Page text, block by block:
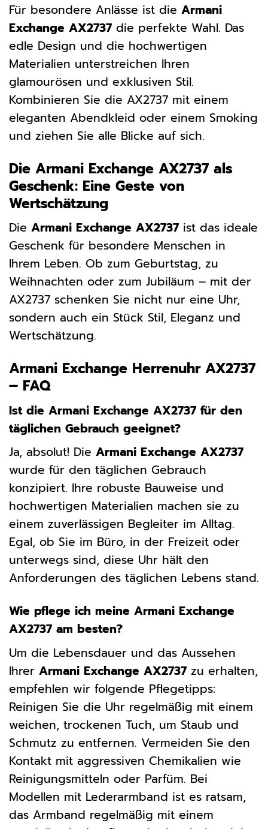
Für besondere Anlässe ist die Armani
Exchange AX2737 die perfekte Wahl. Das
edle Design und die hochwertigen
Materialien unterstreichen Ihren
glamourösen und exklusiven Stil.
Kombinieren Sie die AX2737 mit einem
eleganten Abendkleid oder einem Smoking
und ziehen Sie alle Blicke auf sich.
Die Armani Exchange AX2737 als
Geschenk: Eine Geste von
Wertschätzung
Die Armani Exchange AX2737 ist das ideale
Geschenk für besondere Menschen in
Ihrem Leben. Ob zum Geburtstag, zu
Weihnachten oder zum Jubiläum – mit der
AX2737 schenken Sie nicht nur eine Uhr,
sondern auch ein Stück Stil, Eleganz und
Wertschätzung.
Armani Exchange Herrenuhr AX2737
– FAQ
Ist die Armani Exchange AX2737 für den
täglichen Gebrauch geeignet?
Ja, absolut! Die Armani Exchange AX2737
wurde für den täglichen Gebrauch
konzipiert. Ihre robuste Bauweise und
hochwertigen Materialien machen sie zu
einem zuverlässigen Begleiter im Alltag.
Egal, ob Sie im Büro, in der Freizeit oder
unterwegs sind, diese Uhr hält den
Anforderungen des täglichen Lebens stand.
Wie pflege ich meine Armani Exchange
AX2737 am besten?
Um die Lebensdauer und das Aussehen
Ihrer Armani Exchange AX2737 zu erhalten,
empfehlen wir folgende Pflegetipps:
Reinigen Sie die Uhr regelmäßig mit einem
weichen, trockenen Tuch, um Staub und
Schmutz zu entfernen. Vermeiden Sie den
Kontakt mit aggressiven Chemikalien wie
Reinigungsmitteln oder Parfüm. Bei
Modellen mit Lederarmband ist es ratsam,
das Armband regelmäßig mit einem